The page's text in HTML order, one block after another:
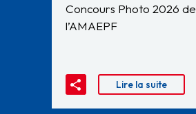
Concours Photo 2026 de
l’AMAEPF
Lire la suite